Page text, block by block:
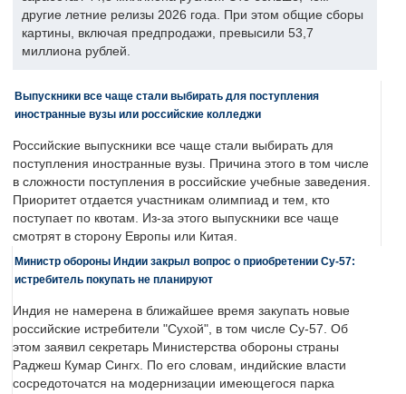
другие летние релизы 2026 года. При этом общие сборы
картины, включая предпродажи, превысили 53,7
миллиона рублей.
Выпускники все чаще стали выбирать для поступления
иностранные вузы или российские колледжи
Российские выпускники все чаще стали выбирать для
поступления иностранные вузы. Причина этого в том числе
в сложности поступления в российские учебные заведения.
Приоритет отдается участникам олимпиад и тем, кто
поступает по квотам. Из-за этого выпускники все чаще
смотрят в сторону Европы или Китая.
Министр обороны Индии закрыл вопрос о приобретении Су-57:
истребитель покупать не планируют
Индия не намерена в ближайшее время закупать новые
российские истребители "Сухой", в том числе Су-57. Об
этом заявил секретарь Министерства обороны страны
Раджеш Кумар Сингх. По его словам, индийские власти
сосредоточатся на модернизации имеющегося парка